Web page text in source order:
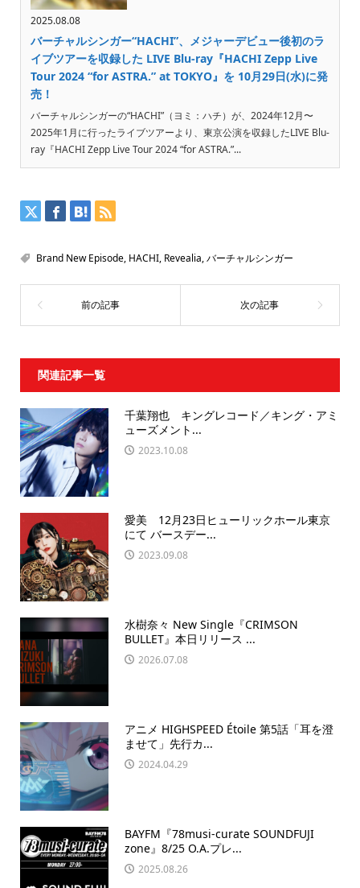
2025.08.08
バーチャルシンガー“HACHI”、メジャーデビュー後初のラ
イブツアーを収録した LIVE Blu-ray『HACHI Zepp Live
Tour 2024 “for ASTRA.” at TOKYO』を 10月29日(水)に発
売！
バーチャルシンガーの“HACHI”（ヨミ：ハチ）が、2024年12月〜
2025年1月に行ったライブツアーより、東京公演を収録したLIVE Blu-
ray『HACHI Zepp Live Tour 2024 “for ASTRA.”...
Brand New Episode, HACHI, Revealia,バーチャルシンガー
関連記事一覧
千葉翔也 キングレコード／キング・アミ
ューズメント...
2023.10.08
愛美 12月23日ヒューリックホール東京
にて バースデー...
2023.09.08
水樹奈々 New Single『CRIMSON
BULLET』本日リリース ...
2026.07.08
アニメ HIGHSPEED Étoile 第5話「耳を澄
ませて」先行カ...
2024.04.29
BAYFM『78musi-curate SOUNDFUJI
zone』8/25 O.A.プレ...
2025.08.26